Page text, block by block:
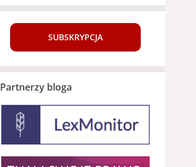
SUBSKRYPCJA
Partnerzy bloga